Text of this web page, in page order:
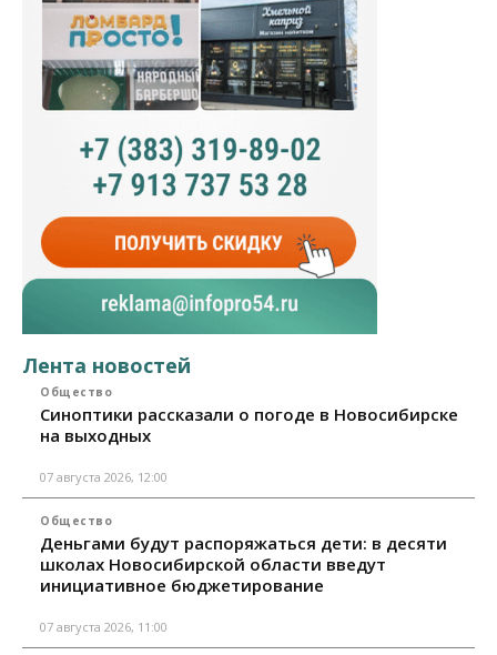
Лента новостей
Общество
Синоптики рассказали о погоде в Новосибирске
на выходных
07 августа 2026, 12:00
Общество
Деньгами будут распоряжаться дети: в десяти
школах Новосибирской области введут
инициативное бюджетирование
07 августа 2026, 11:00